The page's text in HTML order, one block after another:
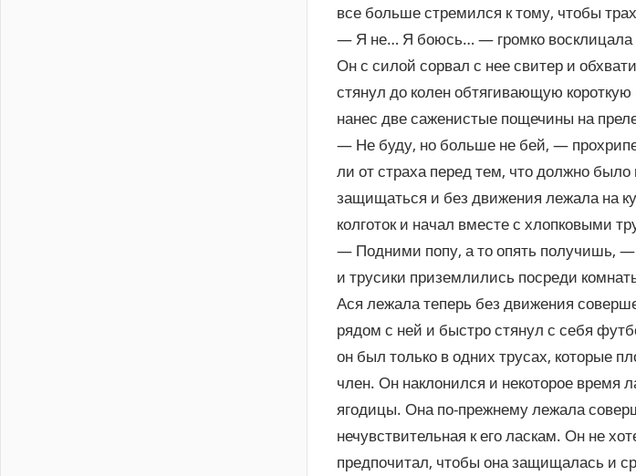
все больше стремился к тому, чтобы
— Я не… Я боюсь… — громко восклицала
Он с силой сорвал с нее свитер и
стянул до колен обтягивающую
нанес две саженистые пощечины на
— Не буду, но больше не бей, —
ли от страха перед тем, что должно
защищаться и без движения лежала на
колготок и начал вместе с хлопковыми
— Подними попу, а то опять получишь, —
и трусики приземлились посреди
Ася лежала теперь без движения
рядом с ней и быстро стянул с себя
он был только в одних трусах, которые
член. Он наклонился и некоторое время
ягодицы. Она по-прежнему лежала
нечувствительная к его ласкам. Он не
предпочитал, чтобы она защищалась и